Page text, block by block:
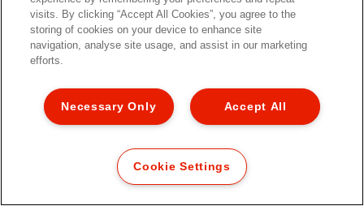
Dots
SCARICA ETICHETTA
visits. By clicking “Accept All Cookies”, you agree to the
storing of cookies on your device to enhance site
navigation, analyse site usage, and assist in our marketing
efforts.
Accept All
Necessary Only
Cookie Settings